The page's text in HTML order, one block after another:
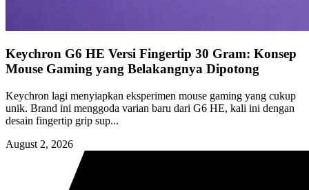
Keychron G6 HE Versi Fingertip 30 Gram: Konsep
Mouse Gaming yang Belakangnya Dipotong
Keychron lagi menyiapkan eksperimen mouse gaming yang cukup
unik. Brand ini menggoda varian baru dari G6 HE, kali ini dengan
desain fingertip grip sup...
August 2, 2026